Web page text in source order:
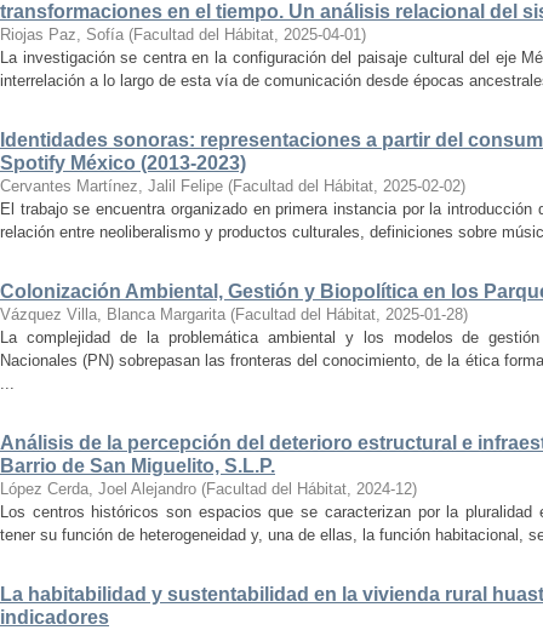
transformaciones en el tiempo. Un análisis relacional del
Riojas Paz, Sofía (Facultad del Hábitat, 2025-04-01)
La investigación se centra en la configuración del paisaje cultural del eje
interrelación a lo largo de esta vía de comunicación desde épocas
Identidades sonoras: representaciones a partir del
Spotify México (2013-2023)
Cervantes Martínez, Jalil Felipe (Facultad del Hábitat, 2025-02-02)
El trabajo se encuentra organizado en primera instancia por la
relación entre neoliberalismo y productos culturales, definiciones sobre
Colonización Ambiental, Gestión y Biopolítica en los
Vázquez Villa, Blanca Margarita (Facultad del Hábitat, 2025-01-28)
La complejidad de la problemática ambiental y los modelos de
Nacionales (PN) sobrepasan las fronteras del conocimiento, de la ética
...
Análisis de la percepción del deterioro estructural e
Barrio de San Miguelito, S.L.P.
López Cerda, Joel Alejandro (Facultad del Hábitat, 2024-12)
Los centros históricos son espacios que se caracterizan por la
tener su función de heterogeneidad y, una de ellas, la función habitacional,
La habitabilidad y sustentabilidad en la vivienda rural
indicadores